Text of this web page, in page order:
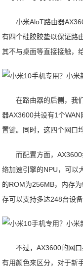
小米AloT路由器
有四个硅胶胶垫以保证路
其不与桌面等直接接触，
在路由器的后侧，我
器AX3600共设有1个
置键。同时，这四个网口
而配置方面，
络加速引擎的NPU，可以
的ROM为256MB，内存
存可以支持多达248台设
不过，AX3600的网
有用颜色来区分，对于新